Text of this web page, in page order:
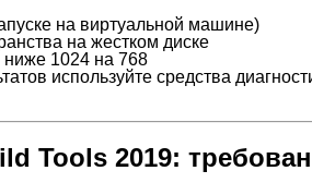
на виртуальной машине)
на жестком диске
ниже 1024 на 768
используйте средства
Tools 2019: